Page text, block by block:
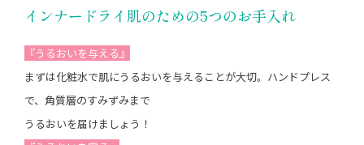
インナードライ肌のための5つのお手入れ
『うるおいを与える』
まずは化粧水で肌にうるおいを与えることが大切。ハンドプレス
で、角質層のすみずみまで
うるおいを届けましょう！